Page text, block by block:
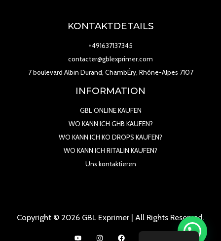
KONTAKTDETAILS
+491637137345
contacter@gblexprimer.com
7 boulevard Albin Durand, ChambÉry, Rhône-Alpes 7107
INFORMATION
GBL ONLINE KAUFEN
WO KANN ICH GHB KAUFEN?
WO KANN ICH KO DROPS KAUFEN?
WO KANN ICH RITALIN KAUFEN?
Uns kontaktieren
Copyright © 2026 GBL Exprimer | All Rights Reserved.